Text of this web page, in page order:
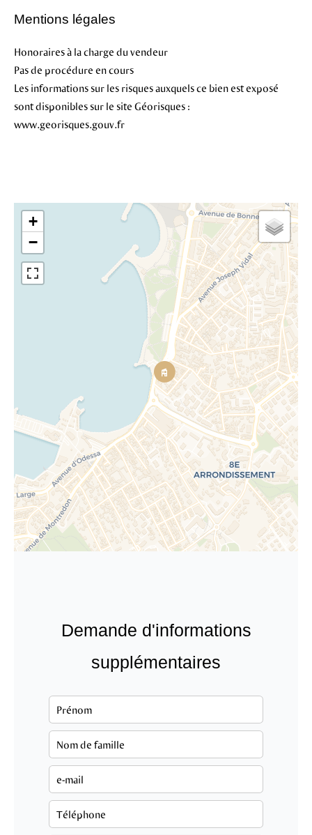
Mentions légales
Honoraires à la charge du vendeur
Pas de procédure en cours
Les informations sur les risques auxquels ce bien est exposé
sont disponibles sur le site Géorisques :
www.georisques.gouv.fr
+
−
Demande d'informations
supplémentaires